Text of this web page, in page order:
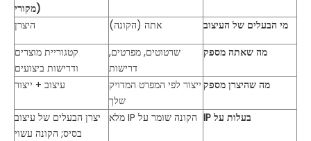
מקורי)
מי הבעלים של העיצוב
אתה (הקונה)
היצרן
מה שאתה מספק
שרטוטים, מפרטים,
דרישות
קטגוריית מוצרים
ודרישות ביצועים
מה שהיצרן מספק ייצור לפי המפרט המדויק
שלך
עיצוב + ייצור
בעלות על IP הקונה שומר על IP מלא
יצרן הבעלים של עיצוב
בסיס; הקונה עשוי